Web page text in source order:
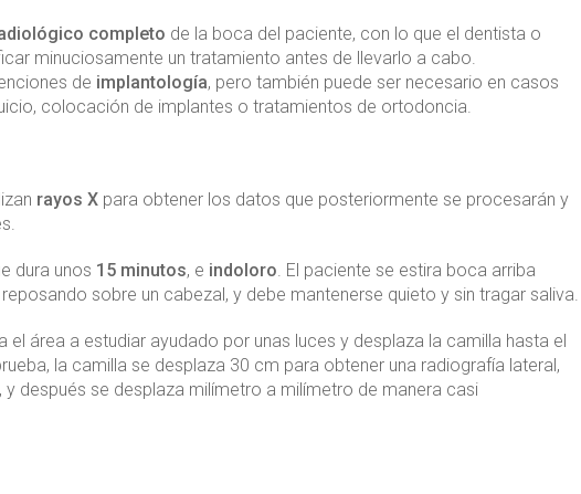
completo de la boca del paciente, con lo que el dentista o
minuciosamente un tratamiento antes de llevarlo a cabo.
de implantología, pero también puede ser necesario en casos
colocación de implantes o tratamientos de ortodoncia.
rayos Xpara obtener los datos que posteriormente se procesarán y
dura unos 15 minutos, e indoloro . El paciente se estira boca arriba
sobre un cabezal, y debe mantenerse quieto y sin tragar saliva.
el área a estudiar ayudado por unas luces y desplaza la camilla hasta el
la camilla se desplaza 30 cm para obtener una radiografía lateral,
después se desplaza milímetro a milímetro de manera casi